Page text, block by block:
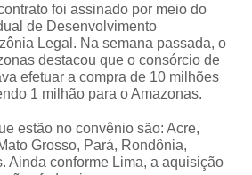
foi assinado por meio do
de Desenvolvimento
Legal. Na semana passada, o
destacou que o consórcio de
efetuar a compra de 10 milhões
1 milhão para o Amazonas.
estão no convênio são: Acre,
Grosso, Pará, Rondônia,
Ainda conforme Lima, a aquisição